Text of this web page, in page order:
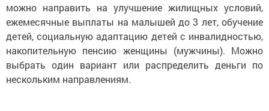
можно направить на улучшение жилищных условий,
ежемесячные выплаты на малышей до 3 лет, обучение
детей, социальную адаптацию детей с инвалидностью,
накопительную пенсию женщины (мужчины). Можно
выбрать один вариант или распределить деньги по
нескольким направлениям.